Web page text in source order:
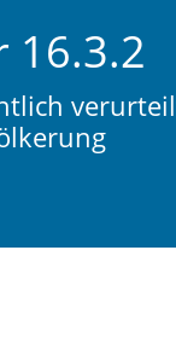
16.3.2